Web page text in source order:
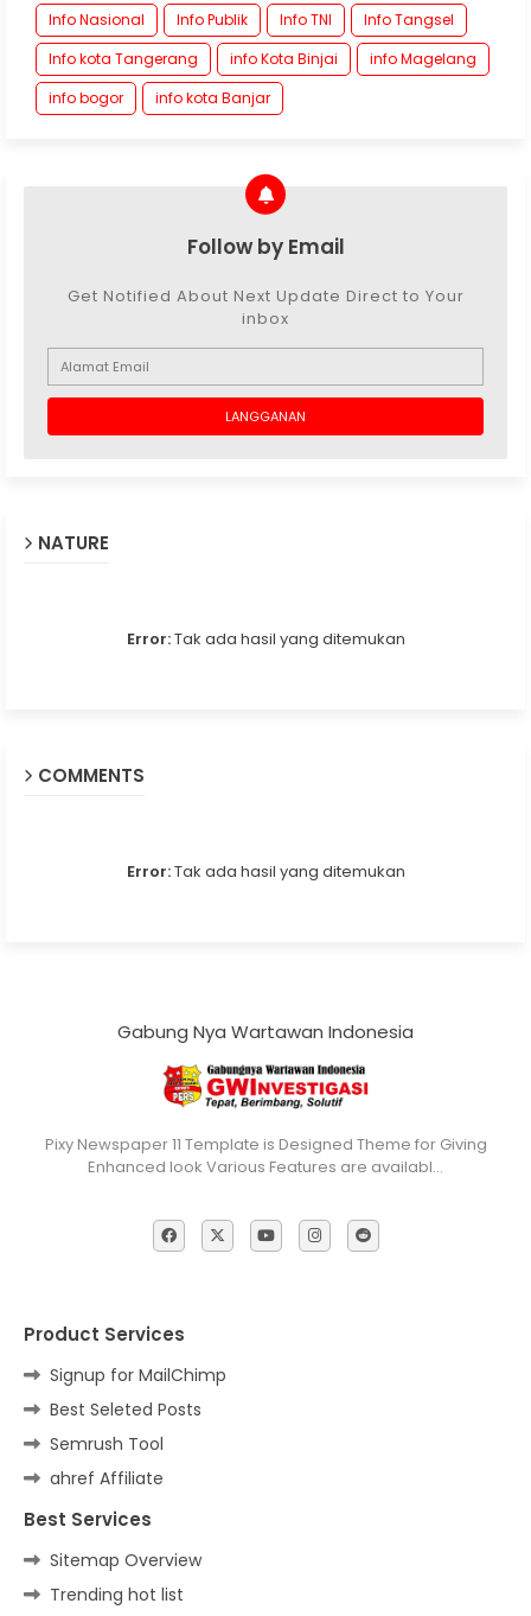
Info Nasional
Info Publik Info TNI
Info Tangsel
Info kota Tangerang
info Kota Binjai
info Magelang
info bogor
info kota Banjar
Follow by Email
Get Notified About Next Update Direct to Your
inbox
NATURE
Error:Tak ada hasil yang ditemukan
COMMENTS
Error:Tak ada hasil yang ditemukan
Gabung Nya Wartawan Indonesia
Pixy Newspaper 11 Template is Designed Theme for Giving
Enhanced look Various Features are availabl…
Product Services
Signup for MailChimp
Best Seleted Posts
Semrush Tool
ahref Affiliate
Best Services
Sitemap Overview
Trending hot list